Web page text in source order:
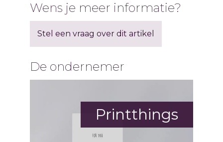
Wens je meer informatie?
Stel een vraag over dit artikel
De ondernemer
Printthings